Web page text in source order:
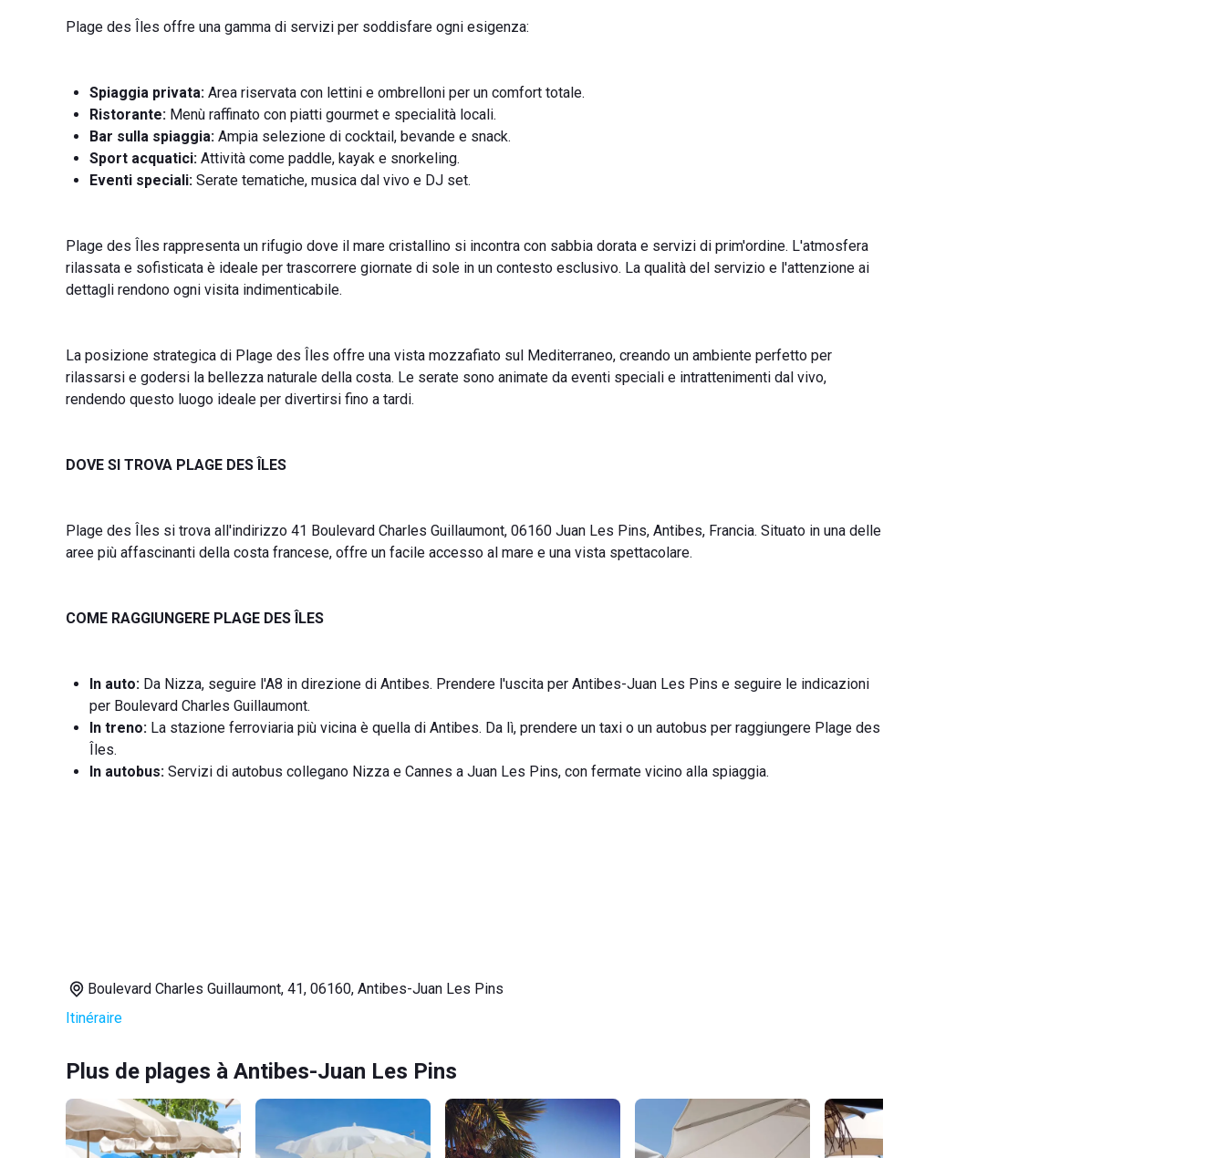
Plage des Îles offre una gamma di servizi per soddisfare ogni esigenza:
Spiaggia privata: Area riservata con lettini e ombrelloni per un comfort totale.
Ristorante: Menù raffinato con piatti gourmet e specialità locali.
Bar sulla spiaggia: Ampia selezione di cocktail, bevande e snack.
Sport acquatici: Attività come paddle, kayak e snorkeling.
Eventi speciali: Serate tematiche, musica dal vivo e DJ set.
Plage des Îles rappresenta un rifugio dove il mare cristallino si incontra con sabbia dorata e servizi di prim'ordine. L'atmosfera
rilassata e sofisticata è ideale per trascorrere giornate di sole in un contesto esclusivo. La qualità del servizio e l'attenzione ai
dettagli rendono ogni visita indimenticabile.
La posizione strategica di Plage des Îles offre una vista mozzafiato sul Mediterraneo, creando un ambiente perfetto per
rilassarsi e godersi la bellezza naturale della costa. Le serate sono animate da eventi speciali e intrattenimenti dal vivo,
rendendo questo luogo ideale per divertirsi fino a tardi.
DOVE SI TROVA PLAGE DES ÎLES
Plage des Îles si trova all'indirizzo 41 Boulevard Charles Guillaumont, 06160 Juan Les Pins, Antibes, Francia. Situato in una delle
aree più affascinanti della costa francese, offre un facile accesso al mare e una vista spettacolare.
COME RAGGIUNGERE PLAGE DES ÎLES
In auto: Da Nizza, seguire l'A8 in direzione di Antibes. Prendere l'uscita per Antibes-Juan Les Pins e seguire le indicazioni
per Boulevard Charles Guillaumont.
In treno: La stazione ferroviaria più vicina è quella di Antibes. Da lì, prendere un taxi o un autobus per raggiungere Plage des
Îles.
In autobus: Servizi di autobus collegano Nizza e Cannes a Juan Les Pins, con fermate vicino alla spiaggia.
Boulevard Charles Guillaumont, 41, 06160, Antibes-Juan Les Pins
Itinéraire
Plus de plages à Antibes-Juan Les Pins